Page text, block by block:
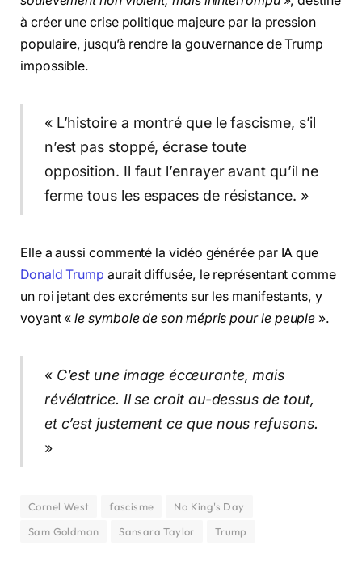
à créer une crise politique majeure par la pression
populaire, jusqu’à rendre la gouvernance de Trump
impossible.
« L’histoire a montré que le fascisme, s’il
n’est pas stoppé, écrase toute
opposition. Il faut l’enrayer avant qu’il ne
ferme tous les espaces de résistance. »
Elle a aussi commenté la vidéo générée par IA que
Donald Trump aurait diffusée, le représentant comme
un roi jetant des excréments sur les manifestants, y
voyant «le symbole de son mépris pour le peuple ».
« C’est une image écœurante, mais
révélatrice. Il se croit au-dessus de tout,
et c’est justement ce que nous refusons.
»
Cornel West fascisme
No King's Day
Sam Goldman
Sansara Taylor Trump